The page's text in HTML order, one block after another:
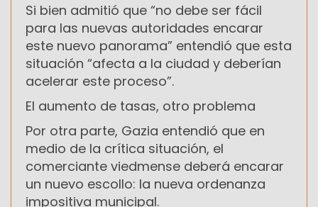
Si bien admitió que “no debe ser fácil
para las nuevas autoridades encarar
este nuevo panorama” entendió que esta
situación “afecta a la ciudad y deberían
acelerar este proceso”.
El aumento de tasas, otro problema
Por otra parte, Gazia entendió que en
medio de la crítica situación, el
comerciante viedmense deberá encarar
un nuevo escollo: la nueva ordenanza
impositiva municipal.